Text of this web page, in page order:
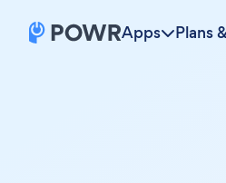
Apps Plans